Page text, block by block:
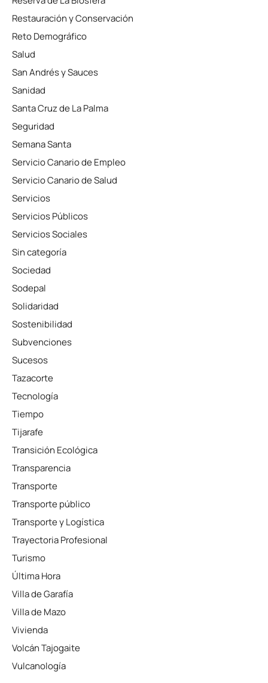
Restauración y Conservación
Reto Demográfico
Salud
San Andrés y Sauces
Sanidad
Santa Cruz de La Palma
Seguridad
Semana Santa
Servicio Canario de Empleo
Servicio Canario de Salud
Servicios
Servicios Públicos
Servicios Sociales
Sin categoría
Sociedad
Sodepal
Solidaridad
Sostenibilidad
Subvenciones
Sucesos
Tazacorte
Tecnología
Tiempo
Tijarafe
Transición Ecológica
Transparencia
Transporte
Transporte público
Transporte y Logística
Trayectoria Profesional
Turismo
Última Hora
Villa de Garafía
Villa de Mazo
Vivienda
Volcán Tajogaite
Vulcanología